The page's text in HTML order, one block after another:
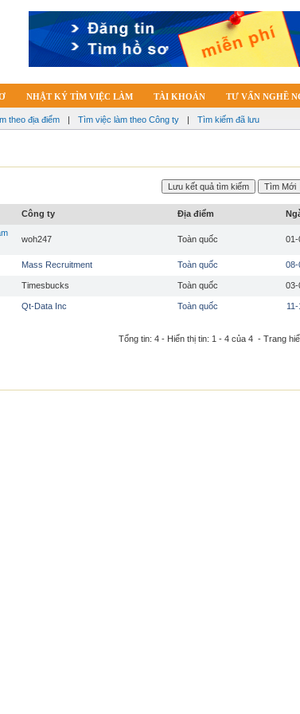
NHẬT KÝ TÌM VIỆC LÀM TÀI KHOẢN TƯ VẤN NGHỀ
theo địa điểm | Tìm việc làm theo Công ty | Tìm kiếm đã lưu
Công ty Địa điểm
woh247 Toàn quốc 01-
Mass Recruitment Toàn quốc 08-
Timesbucks Toàn quốc 03-
Qt-Data Inc Toàn quốc
Tổng tin: 4 - Hiển thị tin: 1 - 4 của 4 - Trang